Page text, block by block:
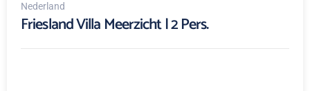
Nederland
Friesland Villa Meerzicht | 2 Pers.